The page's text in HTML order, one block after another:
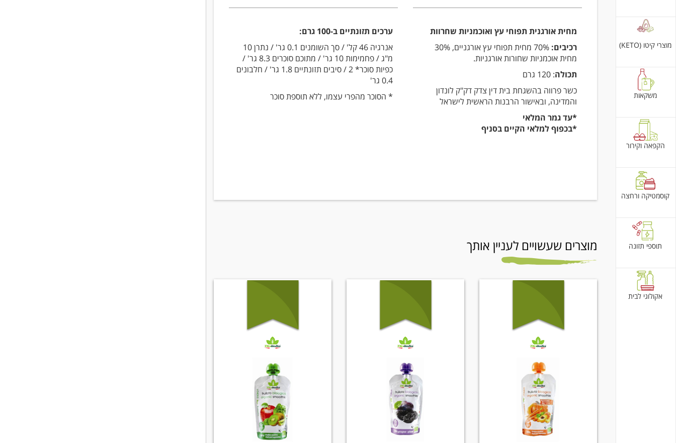
מוצרי קיטו (KETO)
משקאות
הקפאה וקירור
קוסמטיקה ורחצה
תוספי תזונה
אקולוגי לבית
מחית אורגנית תפוחי עץ ואוכמניות שחרוות
רכיבים:
70% מחית תפוחי עץ אורגניים, 30%
מחית אוכמניות שחורות אורגניות.
תכולה: 120 גרם
כשר פרווה בהשגחת בית דין צדק דק"ק לונדון
והמדינה, ובאישור הרבנות הראשית לישראל
*עד גמר המלאי
*בכפוף למלאי הקיים בסניף
ערכים תזונתיים ב-100 גרם:
אנרגיה 46 קל' / סך השומנים 0.1 גר' / נתרן 10
מ"ג / פחמימות 10 גר' / מתוכם סוכרים 8.3 גר' /
כפיות סוכר* 2 / סיבים תזונתיים 1.8 גר' / חלבונים
0.4 גר'
* הסוכר מהפרי עצמו, ללא תוספת סוכר
מוצרים שעשויים לעניין אותך